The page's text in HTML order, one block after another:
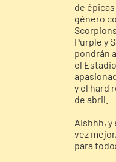
de
género
Purple y
pondrán
el
y el hard
de abril.
Aishhh, y
vez
para